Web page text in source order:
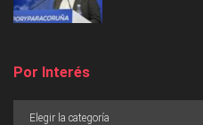
Por Interés